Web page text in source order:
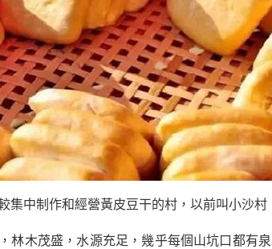
集中制作和經營黃皮豆干的村，以前叫小沙村
林木茂盛，水源充足，幾乎每個山坑口都有